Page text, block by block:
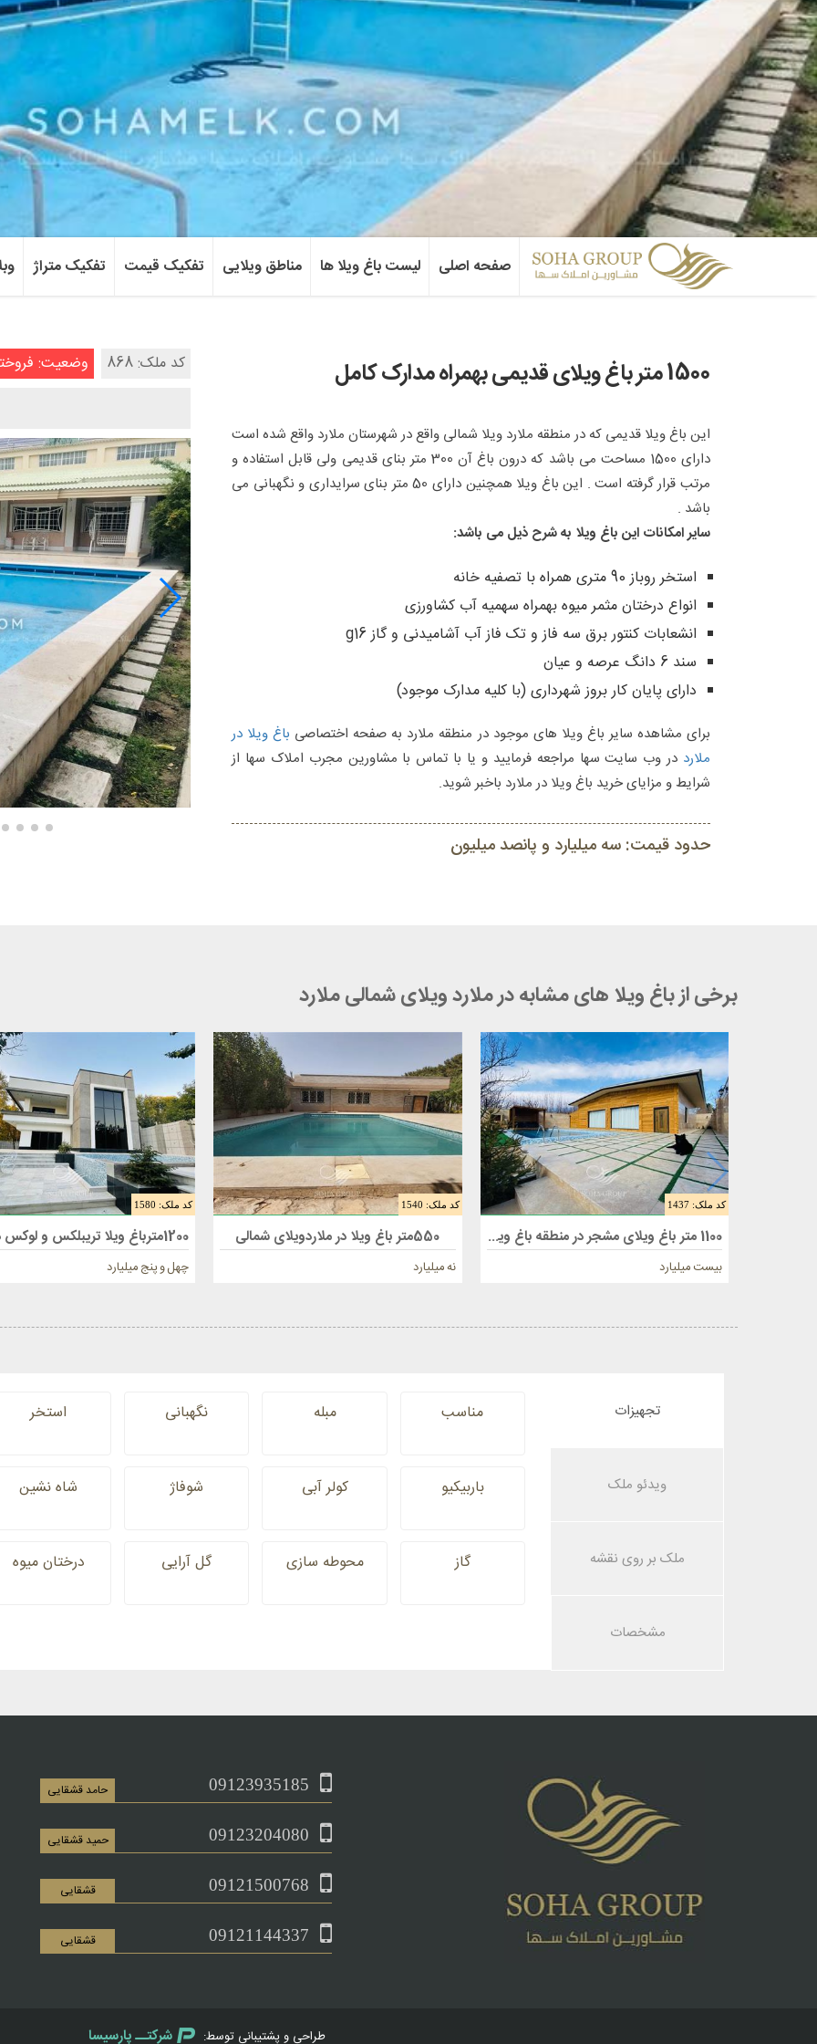
صفحه اصلی لیست باغ ویلا ها مناطق ویلایی تفکیک قیمت تفکیک متراژ
1500 متر باغ ویلای قدیمی بهمراه مدارک کامل کد ملک: 868 وضعیت:
این باغ ویلا قدیمی که در منطقه ملارد ویلا شمالی واقع در شهرستان ملارد واقع شده است
دارای 1500 مساحت می باشد که درون باغ آن 300 متر بنای قدیمی ولی قابل استفاده و
مرتب قرار گرفته است . این باغ ویلا همچنین دارای 50 متر بنای سرایداری و نگهبانی می
باشد .
سایر امکانات این باغ ویلا به شرح ذیل می باشد:
استخر روباز 90 متری همراه با تصفیه خانه
انواع درختان مثمر میوه بهمراه سهمیه آب کشاورزی
انشعابات کنتور برق سه فاز و تک فاز آب آشامیدنی و گاز g16
سند 6 دانگ عرصه و عیان
دارای پایان کار بروز شهرداری (با کلیه مدارک موجود)
برای مشاهده سایر باغ ویلا های موجود در منطقه ملارد به صفحه اختصاصی باغ ویلا در
ملارد در وب سایت سها مراجعه فرمایید و یا با تماس با مشاورین مجرب املاک سها از
شرایط و مزایای خرید باغ ویلا در ملارد باخبر شوید.
حدود قیمت: سه میلیارد و پانصد میلیون
برخی از باغ ویلا های مشابه در ملارد ویلای شمالی ملارد
کد ملک: 1437
فروش باغ ویلا 1100 متری در ملارد 1100 متر باغ ویلای مشجر در منطقه باغ ویلایی ملارد ویلای شمالی
بیست میلیارد
کد ملک: 1540
فروش باغ ویلا 550 متری در ملارد
550متر باغ ویلا در ملاردویلای شمالی
نه میلیارد
کد ملک: 1580
فروش باغ ویلا 1200 متری در ملارد
چهل و پنج میلیارد
تجهیزات
ویدئو ملک
ملک بر روی نقشه
مشخصات
مناسب مبله نگهبانی استخر
باربیکیو کولر آبی شوفاژ شاه نشین
گاز محوطه سازی گل آرایی درختان میوه
09123935185 حامد قشقایی
09123204080 حمید قشقایی
09121500768 قشقایی
09121144337 قشقایی
طراحی و پشتیبانی توسط: شرکتــ پارسیسا